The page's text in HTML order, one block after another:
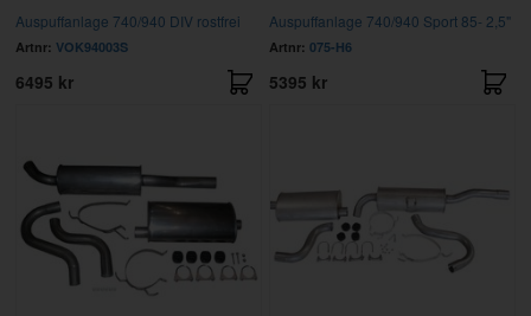
Auspuffanlage 740/940 DIV rostfrei
Artnr: VOK94003S
6495 kr
Auspuffanlage 740/940 Sport 85- 2,5"
Artnr: 075-H6
5395 kr